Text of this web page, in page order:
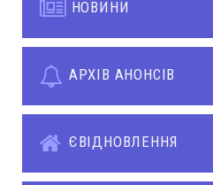
НОВИНИ
АРХІВ АНОНСІВ
ЄВІДНОВЛЕННЯ